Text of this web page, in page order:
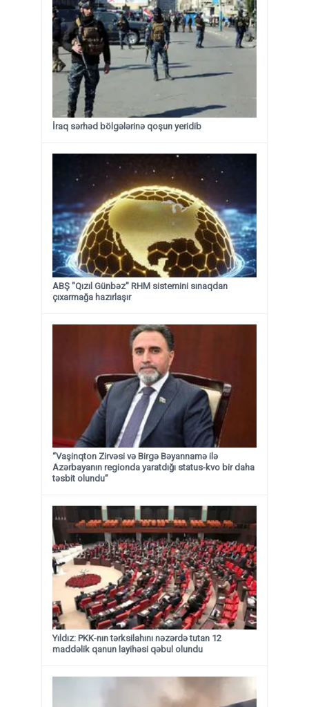
İraq sərhəd bölgələrinə qoşun yeridib
ABŞ "Qızıl Günbəz" RHM sistemini sınaqdan
çıxarmağa hazırlaşır
“Vaşinqton Zirvəsi və Birgə Bəyannamə ilə
Azərbayanın regionda yaratdığı status-kvo bir daha
təsbit olundu”
Yıldız: PKK-nın tərksilahını nəzərdə tutan 12
maddəlik qanun layihəsi qəbul olundu ​​​​​​​